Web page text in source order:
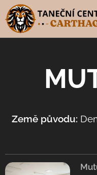
Země původu: